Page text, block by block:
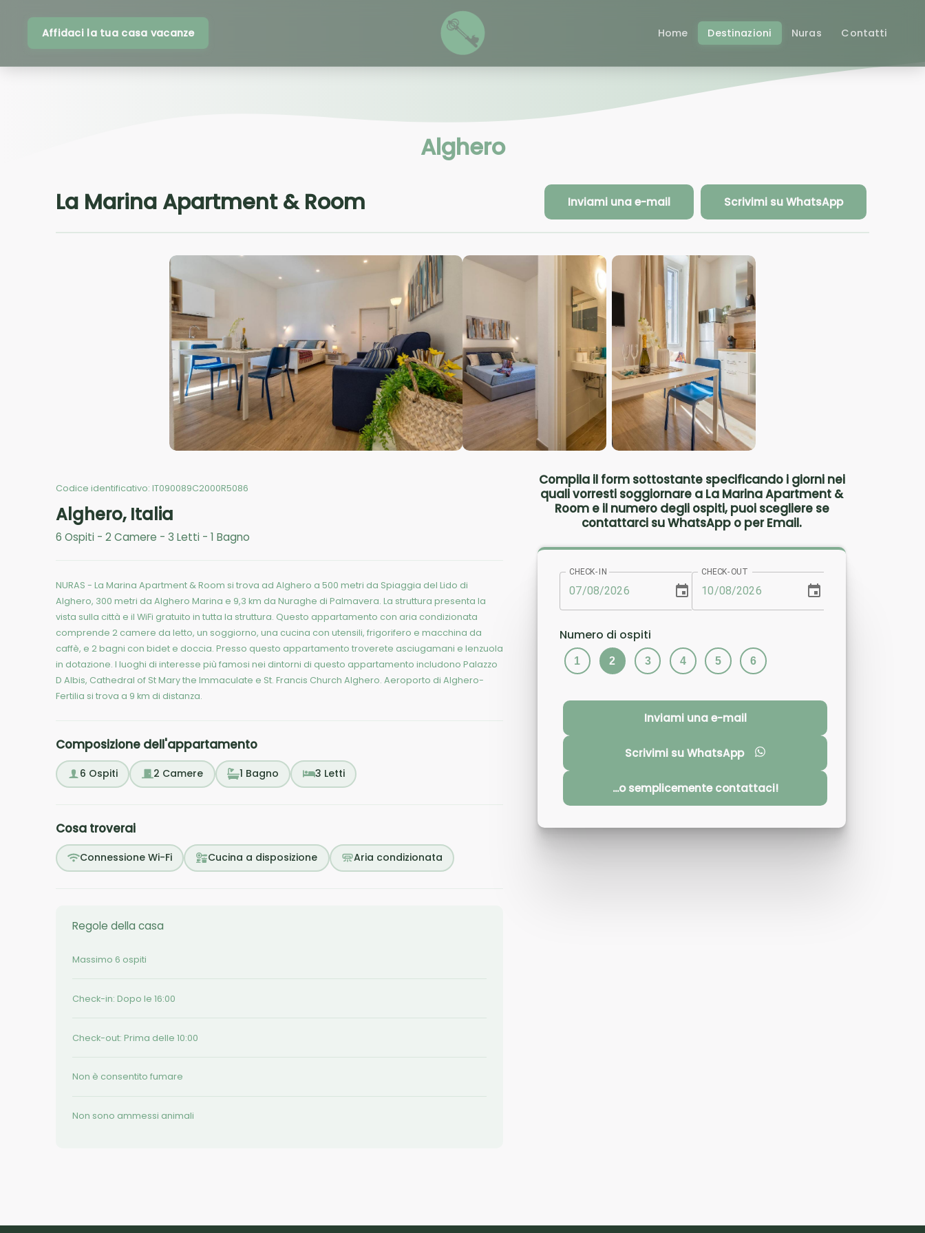
Affidaci la tua casa vacanze Home Destinazioni Nuras Contatti
Alghero
La Marina Apartment & Room Inviami una e-mail Scrivimi su WhatsApp
Codice identificativo: IT090089C2000R5086
Alghero, Italia
6 Ospiti - 2 Camere - 3 Letti - 1 Bagno
NURAS - La Marina Apartment & Room si trova ad Alghero a 500 metri da Spiaggia del Lido di
Alghero, 300 metri da Alghero Marina e 9,3 km da Nuraghe di Palmavera. La struttura presenta la
vista sulla città e il WiFi gratuito in tutta la struttura. Questo appartamento con aria condizionata
comprende 2 camere da letto, un soggiorno, una cucina con utensili, frigorifero e macchina da
caffè, e 2 bagni con bidet e doccia. Presso questo appartamento troverete asciugamani e lenzuola
in dotazione. I luoghi di interesse più famosi nei dintorni di questo appartamento includono Palazzo
D Albis, Cathedral of St Mary the Immaculate e St. Francis Church Alghero. Aeroporto di Alghero-
Fertilia si trova a 9 km di distanza.
Composizione dell'appartamento
6 Ospiti 2 Camere 1 Bagno 3 Letti
Cosa troverai
Connessione Wi-Fi Cucina a disposizione Aria condizionata
Regole della casa
Massimo 6 ospiti
Check-in: Dopo le 16:00
Check-out: Prima delle 10:00
Non è consentito fumare
Non sono ammessi animali
Compila il form sottostante specificando i giorni nei
quali vorresti soggiornare a La Marina Apartment &
Room e il numero degli ospiti, puoi scegliere se
contattarci su WhatsApp o per Email.
CHECK-IN CHECK-OUT
Numero di ospiti
1 2 3 4 5 6
Inviami una e-mail
Scrivimi su WhatsApp
...o semplicemente contattaci!